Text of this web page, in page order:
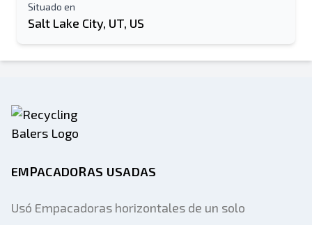
Situado en
Salt Lake City, UT, US
EMPACADORAS USADAS
Usó Empacadoras horizontales de un solo